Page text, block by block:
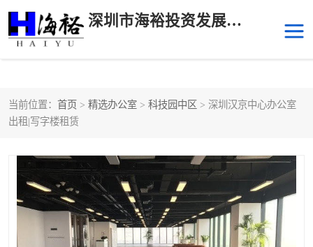
深圳市海裕投资发展有限公司
当前位置： 首页 > 精选办公室 > 科技园中区 > 深圳汉京中心办公室
出租|写字楼租赁
后海
科技园中区 南山华侨城
前海 深圳湾科技生态园
福田中心区写字楼租赁 宝安中心区